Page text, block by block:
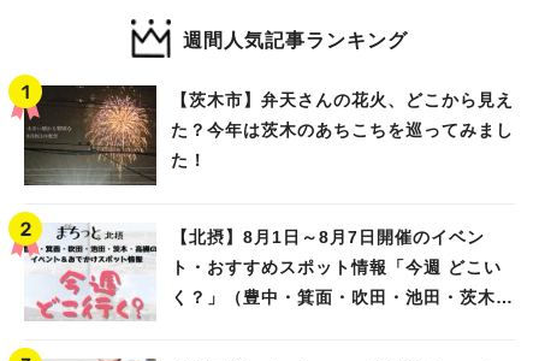
週間人気記事ランキング
【茨木市】弁天さんの花火、どこから見え
た？今年は茨木のあちこちを巡ってみまし
た！
【北摂】8月1日～8月7日開催のイベン
ト・おすすめスポット情報「今週 どこい
く？」（豊中・箕面・吹田・池田・茨木・